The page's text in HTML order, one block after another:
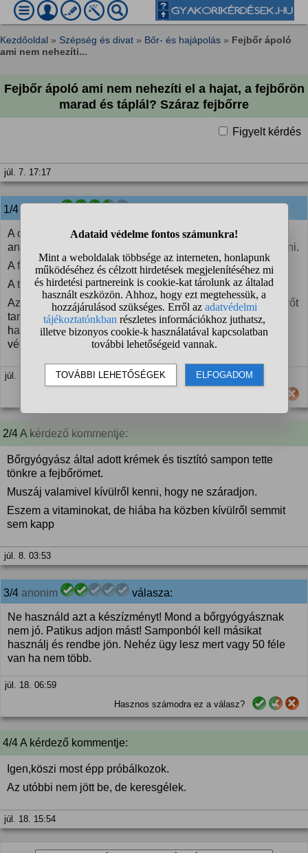
Kezdőoldal » Szépség és divat » Bőr- és hajápolás » Fejbőr ápoló
ami nem nehezíti...
Fejbőr ápoló ami nem nehezíti el a hajat, a fejbőrön
marad és táplál? Száraz fejbőrre
Figyelt kérdés
júl. 7. 17:17
1/4
A divatos, márkás cuccok tele vannak olyan vegyi
anyagokkal, amiket egyáltalán nem kellene a fejborre kenni.
A fejbort nem kell kívülről se "ápolni" se "táplálni".
A táplálékot abból kapja, amit megeszel.
Az ápolás meg annyibol áll, hogy a legkevesebb összetevőt
tartalmazó, olcsó samponnal megmosod, majd békén
hagyod, hogy a mosás után vissza tudja építeni a SAJAT
védőrétegét.
júl. 7. 18:04
2/4 A kérdező kommentje:
Bőrgyógyász által adott krémek és tisztító sampon tette
tönkre a fejbőrömet.
Muszáj valamivel kívülről kenni, hogy ne száradjon.
Eszem a vitaminokat, de hiába ha közben kívülről semmit
sem kapp
júl. 8. 03:53
3/4 anonim válasza:
Ne használd azt a készízményt! Mond a bőrgyógyásznak
nem jó. Patikus adjon mást! Samponból kell másikat
használj és rendbe jön. Nehéz ügy lesz mert vagy 50 féle
van ha nem több.
júl. 18. 06:59
Hasznos számodra ez a válasz?
4/4 A kérdező kommentje:
Igen,köszi most épp próbálkozok.
Az utóbbi nem jött be, de keresgélek.
júl. 18. 15:54